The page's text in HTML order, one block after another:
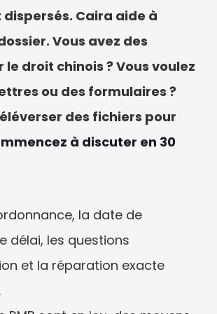
Caira aide à
Vous avez des
le droit chinois ? Vous voulez
ou des formulaires ?
des fichiers pour
à discuter en 30
la date de
délai, les questions
et la réparation exacte